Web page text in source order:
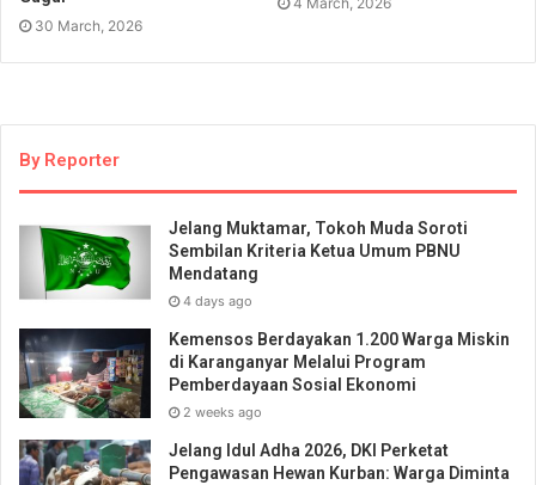
30 March, 2026
By Reporter
Jelang Muktamar, Tokoh Muda Soroti
Sembilan Kriteria Ketua Umum PBNU
Mendatang
4 days ago
Kemensos Berdayakan 1.200 Warga Miskin
di Karanganyar Melalui Program
Pemberdayaan Sosial Ekonomi
2 weeks ago
Jelang Idul Adha 2026, DKI Perketat
Pengawasan Hewan Kurban: Warga Diminta